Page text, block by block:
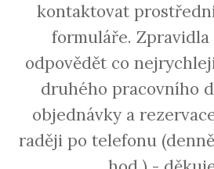
kontaktovat
formuláře. Zpravidla
odpovědět co
druhého pracovního
objednávky a
raději po telefonu (d